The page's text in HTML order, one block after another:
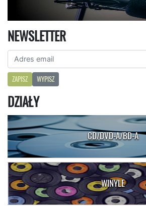
NEWSLETTER
ZAPISZ WYPISZ
DZIAŁY
CD/DVD-A/BD-A
WINYLE